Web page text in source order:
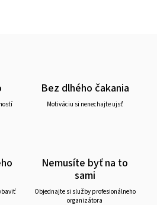
Bez dlhého čakania
Motiváciu si nenechajte ujsť
Nemusíte byť na to
sami
Objednajte si služby profesionálneho
organizátora